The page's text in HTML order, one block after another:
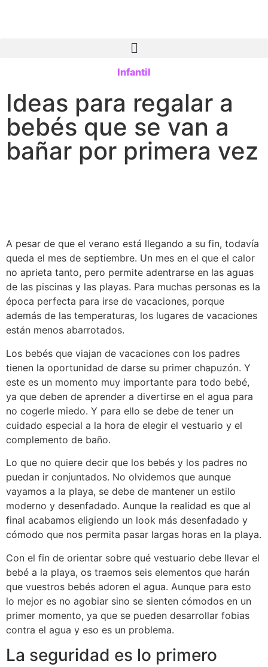
Infantil
Ideas para regalar a
bebés que se van a
bañar por primera vez
A pesar de que el verano está llegando a su fin, todavía
queda el mes de septiembre. Un mes en el que el calor
no aprieta tanto, pero permite adentrarse en las aguas
de las piscinas y las playas. Para muchas personas es la
época perfecta para irse de vacaciones, porque
además de las temperaturas, los lugares de vacaciones
están menos abarrotados.
Los bebés que viajan de vacaciones con los padres
tienen la oportunidad de darse su primer chapuzón. Y
este es un momento muy importante para todo bebé,
ya que deben de aprender a divertirse en el agua para
no cogerle miedo. Y para ello se debe de tener un
cuidado especial a la hora de elegir el vestuario y el
complemento de baño.
Lo que no quiere decir que los bebés y los padres no
puedan ir conjuntados. No olvidemos que aunque
vayamos a la playa, se debe de mantener un estilo
moderno y desenfadado. Aunque la realidad es que al
final acabamos eligiendo un look más desenfadado y
cómodo que nos permita pasar largas horas en la playa.
Con el fin de orientar sobre qué vestuario debe llevar el
bebé a la playa, os traemos seis elementos que harán
que vuestros bebés adoren el agua. Aunque para esto
lo mejor es no agobiar sino se sienten cómodos en un
primer momento, ya que se pueden desarrollar fobias
contra el agua y eso es un problema.
La seguridad es lo primero